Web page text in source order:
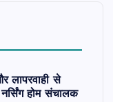
लापरवाही से
होम संचालक